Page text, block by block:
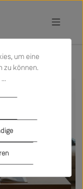
um eine
zu können.